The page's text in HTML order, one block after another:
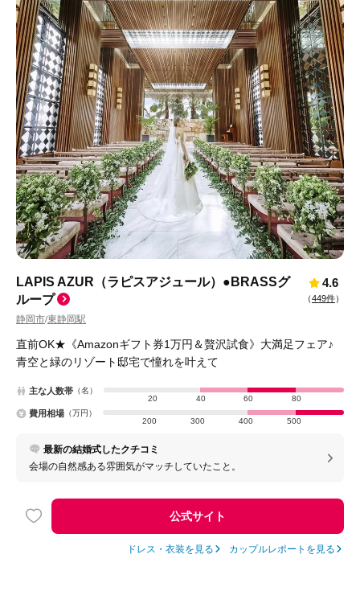
LAPIS AZUR（ラピスアジュール）●BRASSグ
ループ
静岡市/東静岡駅
4.6
（449件）
直前OK★《Amazonギフト券1万円＆贅沢試食》大満足フェア♪
青空と緑のリゾート邸宅で憧れを叶えて
主な人数帯 （名）
20
40 60 80
費用相場 （万円）
200
300 400 500
最新の結婚式したクチコミ
会場の自然感ある雰囲気がマッチしていたこと。
公式サイト
ドレス・衣装を見る カップルレポートを見る